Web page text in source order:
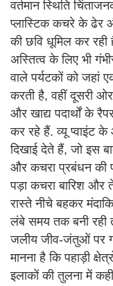
वर्तमान स्थिति
प्लास्टिक कचरे के ढेर
की छवि धूमिल कर रही
अस्तित्व के लिए भी
वाले पर्यटकों को जहां
करती है, वहीं दूसरी ओर
और खाद्य पदार्थों के
कर रहे हैं. व्यू प्वाइंट
दिखाई देते हैं, जो इस
और कचरा प्रबंधन की
पड़ा कचरा बारिश और
रास्ते नीचे बहकर
लंबे समय तक बनी रही
जलीय जीव-जंतुओं पर
मानना है कि पहाड़ी
इलाकों की तुलना में